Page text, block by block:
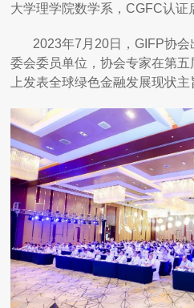
大学理学院数学系，CGFC认证
2023年7月20日，GIFP协
委会委员单位，协会专家在第
上发表全球绿色金融发展现状主